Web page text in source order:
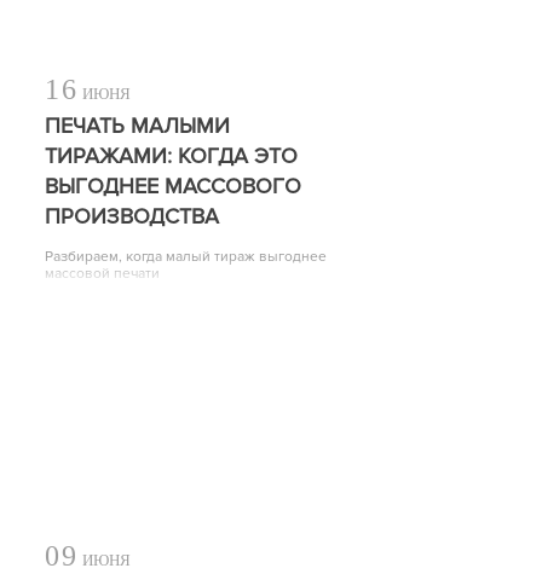
16 ИЮНЯ
ПЕЧАТЬ МАЛЫМИ
ТИРАЖАМИ: КОГДА ЭТО
ВЫГОДНЕЕ МАССОВОГО
ПРОИЗВОДСТВА
Разбираем, когда малый тираж выгоднее
массовой печати
09 ИЮНЯ